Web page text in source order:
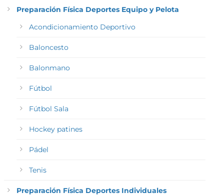
Preparación Física Deportes Equipo y Pelota
Acondicionamiento Deportivo
Baloncesto
Balonmano
Fútbol
Fútbol Sala
Hockey patines
Pádel
Tenis
Preparación Física Deportes Individuales